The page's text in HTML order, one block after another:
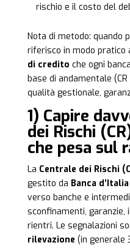
rischio e il costo del
Nota di metodo: quando
riferisco in modo pratico
di credito che ogni
base di andamentale
qualità gestionale,
1) Capire
dei Rischi
che pesa sul
La Centrale dei Rischi
gestito da Banca d’Italia
verso banche e
sconfinamenti, garanzie,
rientri. Le segnalazioni
rilevazione (in generale